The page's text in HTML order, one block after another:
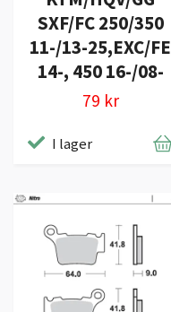
SXF/FC 250/350
11-/13-25,EXC/FE
14-, 450 16-/08-
79 kr
I lager